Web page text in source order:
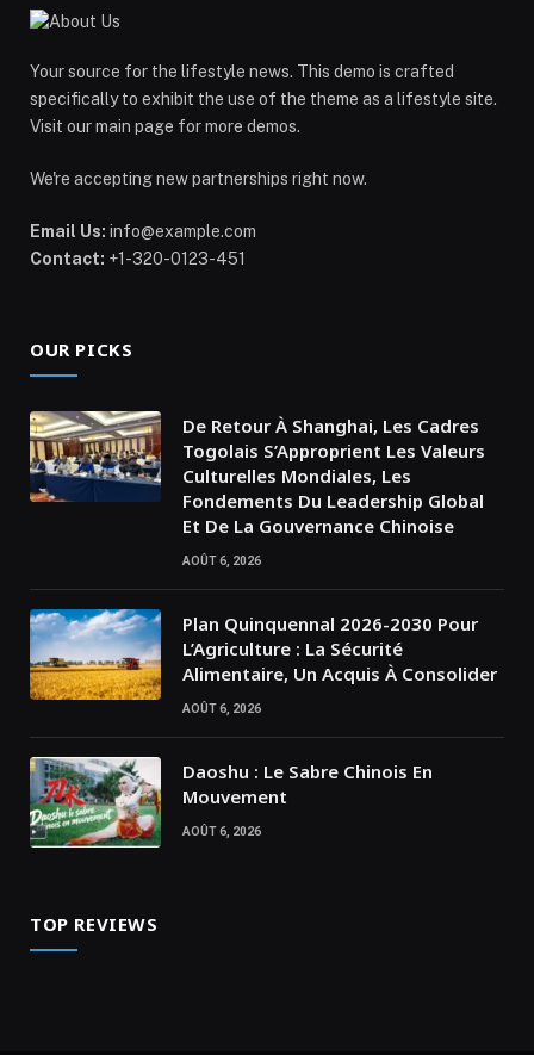
Your source for the lifestyle news. This demo is crafted
specifically to exhibit the use of the theme as a lifestyle site.
Visit our main page for more demos.
We're accepting new partnerships right now.
Email Us: info@example.com
Contact: +1-320-0123-451
OUR PICKS
De Retour À Shanghai, Les Cadres
Togolais S’Approprient Les Valeurs
Culturelles Mondiales, Les
Fondements Du Leadership Global
Et De La Gouvernance Chinoise
AOÛT 6, 2026
Plan Quinquennal 2026-2030 Pour
L’Agriculture : La Sécurité
Alimentaire, Un Acquis À Consolider
AOÛT 6, 2026
Daoshu : Le Sabre Chinois En
Mouvement
AOÛT 6, 2026
TOP REVIEWS